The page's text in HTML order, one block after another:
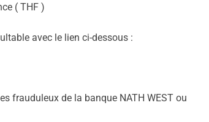
( THF )
avec le lien ci-dessous :
frauduleux de la banque NATH WEST ou